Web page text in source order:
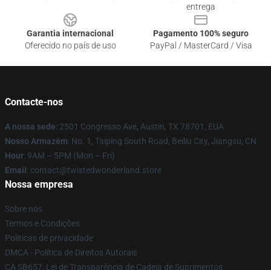
entrega
Garantia internacional
Oferecido no país de uso
Pagamento 100% seguro
PayPal / MasterCard / Visa
Contacte-nos
A nossa sede: 2501 Congresso Ave, Austin, TX 78701, EUA
Nosso Armazém: No. 1, Taiping South Road, Beiliu City, Jiangsu, CN
Hour: 9AM – 5PM (Mon – Fri)
Email : contact@twistedwonderland.store
Nossa empresa
Sobre nós
Termos e Condições
Políticas de privacidade
DMCA - Política de Direitos Autorais
CA SB657: Lei de Transparência de Cadeia de Suprimentos